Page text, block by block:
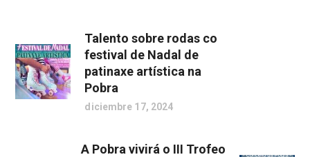
Talento sobre rodas co
festival de Nadal de
patinaxe artística na
Pobra
diciembre 17, 2024
A Pobra vivirá o III Trofeo